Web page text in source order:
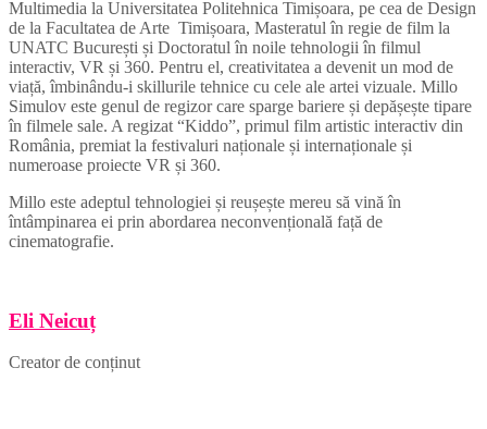
Multimedia la Universitatea Politehnica Timișoara, pe cea de Design
de la Facultatea de Arte Timișoara, Masteratul în regie de film la
UNATC București și Doctoratul în noile tehnologii în filmul
interactiv, VR și 360. Pentru el, creativitatea a devenit un mod de
viață, îmbinându-i skillurile tehnice cu cele ale artei vizuale. Millo
Simulov este genul de regizor care sparge bariere și depășește tipare
în filmele sale. A regizat “Kiddo”, primul film artistic interactiv din
România, premiat la festivaluri naționale și internaționale și
numeroase proiecte VR și 360.
Millo este adeptul tehnologiei și reușește mereu să vină în
întâmpinarea ei prin abordarea neconvențională față de
cinematografie.
Eli Neicuț
Creator de conținut